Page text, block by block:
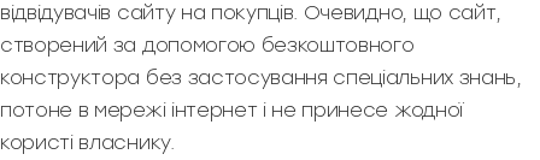
відвідувачів сайту на покупців. Очевидно, що сайт,
створений за допомогою безкоштовного
конструктора без застосування спеціальних знань,
потоне в мережі інтернет і не принесе жодної
користі власнику.